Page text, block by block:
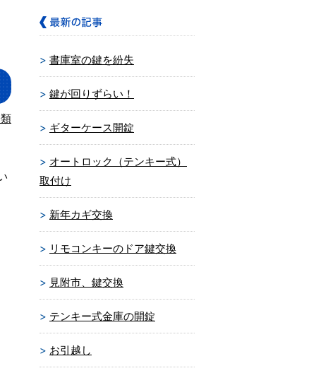
書庫室の鍵を紛失
鍵が回りずらい！
ギターケース開錠
オートロック（テンキー式）
取付け
新年カギ交換
リモコンキーのドア鍵交換
見附市、鍵交換
テンキー式金庫の開錠
お引越し